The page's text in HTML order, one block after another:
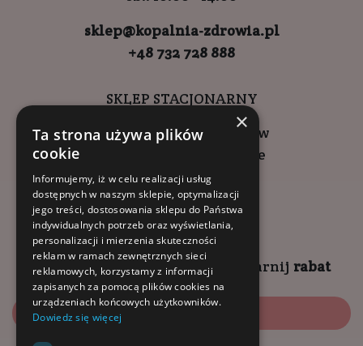
sklep@kopalnia-zdrowia.pl
+48 732 728 888
SKLEP STACJONARNY
ul. Wadowicka 6, Kraków
Kompleks Buma Square
godziny otwarcia:
9:00 - 18:00 (pon-pt)
10:00 - 14:00 (sob)
Zapisz się naNEWSLETTER zgarnij rabat
Zapisz się
×
Ta strona używa plików
cookie
Informujemy, iż w celu realizacji usług
dostępnych w naszym sklepie, optymalizacji
jego treści, dostosowania sklepu do Państwa
indywidualnych potrzeb oraz wyświetlania,
personalizacji i mierzenia skuteczności
reklam w ramach zewnętrznych sieci
reklamowych, korzystamy z informacji
zapisanych za pomocą plików cookies na
urządzeniach końcowych użytkowników.
Dowiedz się więcej